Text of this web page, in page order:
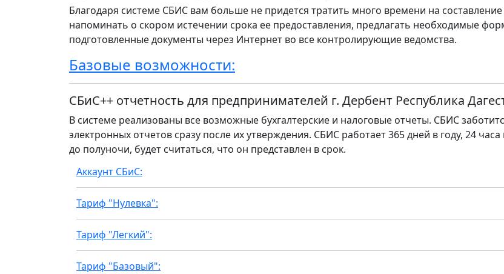
Благодаря системе СБИС вам больше не придется тратить много времени на
напоминать о скором истечении срока ее предоставления, предлагать необходимые
подготовленные документы через Интернет во все контролирующие ведомства.
Базовые возможности:
СБиС++ отчетность для предпринимателей г. Дербент Республика
В системе реализованы все возможные бухгалтерские и налоговые отчеты. СБИС
электронных отчетов сразу после их утверждения. СБИС работает 365 дней в году, 24
до полуночи, будет считаться, что он представлен в срок.
Аккаунт СБиС:
Тариф "Нулевка":
Тариф "Легкий":
Тариф "Базовый":